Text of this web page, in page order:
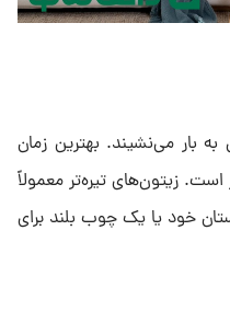
بار می‌نشیند. بهترین زمان
است. زیتون‌های تیره‌تر معمولاً
خود یا یک چوب بلند برای